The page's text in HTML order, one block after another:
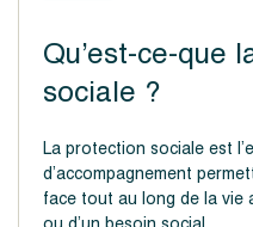
Qu’est-ce-que
sociale ?
La protection sociale est
d’accompagnement
face tout au long de la vie